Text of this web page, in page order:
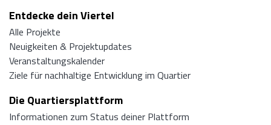
Entdecke dein Viertel
Alle Projekte
Neuigkeiten & Projektupdates
Veranstaltungskalender
Ziele für nachhaltige Entwicklung im Quartier
Die Quartiersplattform
Informationen zum Status deiner Plattform